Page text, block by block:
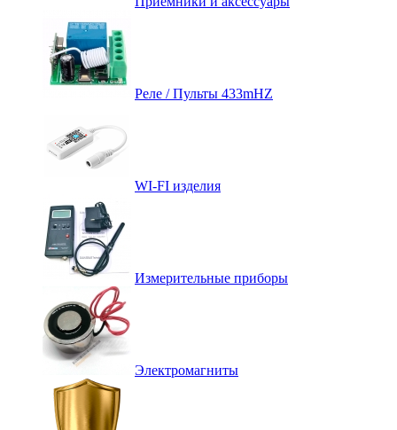
Реле / Пульты 433mHZ
WI-FI изделия
Измерительные приборы
Электромагниты